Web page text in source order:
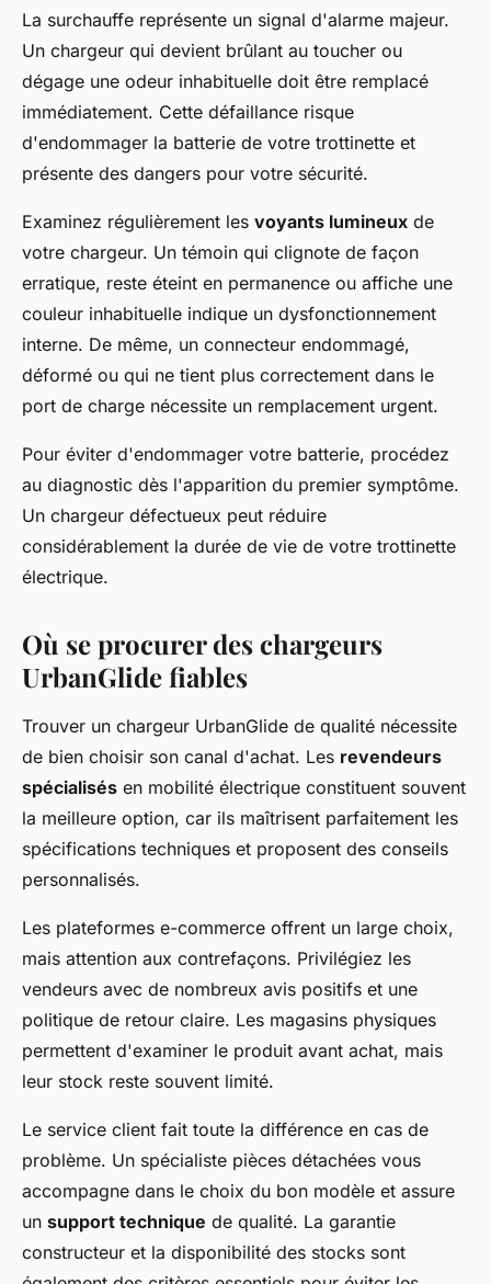
La surchauffe représente un signal d'alarme majeur.
Un chargeur qui devient brûlant au toucher ou
dégage une odeur inhabituelle doit être remplacé
immédiatement. Cette défaillance risque
d'endommager la batterie de votre trottinette et
présente des dangers pour votre sécurité.
Examinez régulièrement les voyants lumineux de
votre chargeur. Un témoin qui clignote de façon
erratique, reste éteint en permanence ou affiche une
couleur inhabituelle indique un dysfonctionnement
interne. De même, un connecteur endommagé,
déformé ou qui ne tient plus correctement dans le
port de charge nécessite un remplacement urgent.
Pour éviter d'endommager votre batterie, procédez
au diagnostic dès l'apparition du premier symptôme.
Un chargeur défectueux peut réduire
considérablement la durée de vie de votre trottinette
électrique.
Où se procurer des chargeurs
UrbanGlide fiables
Trouver un chargeur UrbanGlide de qualité nécessite
de bien choisir son canal d'achat. Les revendeurs
spécialisés en mobilité électrique constituent souvent
la meilleure option, car ils maîtrisent parfaitement les
spécifications techniques et proposent des conseils
personnalisés.
Les plateformes e-commerce offrent un large choix,
mais attention aux contrefaçons. Privilégiez les
vendeurs avec de nombreux avis positifs et une
politique de retour claire. Les magasins physiques
permettent d'examiner le produit avant achat, mais
leur stock reste souvent limité.
Le service client fait toute la différence en cas de
problème. Un spécialiste pièces détachées vous
accompagne dans le choix du bon modèle et assure
un support technique de qualité. La garantie
constructeur et la disponibilité des stocks sont